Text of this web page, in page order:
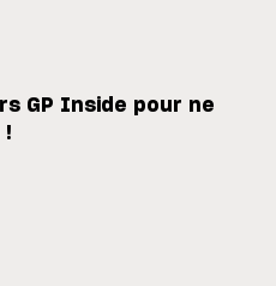
GP Inside pour ne
!